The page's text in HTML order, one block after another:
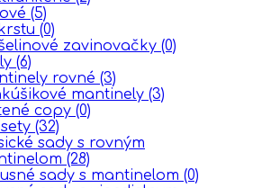
(5)
(0)
zavinovačky (0)
(6)
rovné (3)
mantinely (3)
copy (0)
(32)
sady s rovným
(28)
sady s mantinelom (0)